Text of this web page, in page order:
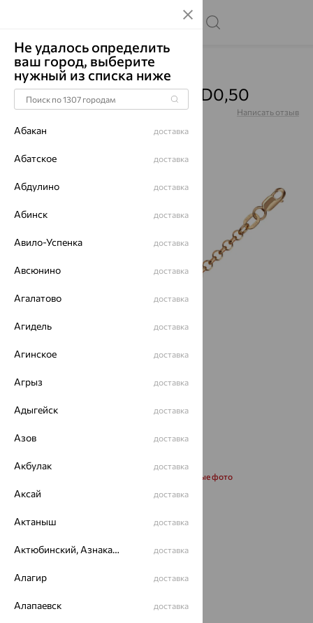
Главная Каталог Цепи
Цепь, золото, НЦ12-276D0,50
Артикул:НЦ12-276D0,50 Написать отзыв
Запросить дополнительные фото
от 85 213 236 702
Не удалось определить
ваш город, выберите
нужный из списка ниже
Абакан доставка
Абатское доставка
Абдулино доставка
Абинск доставка
Авило-Успенка доставка
Авсюнино доставка
Агалатово доставка
Агидель доставка
Агинское доставка
Агрыз доставка
Адыгейск доставка
Азов доставка
Акбулак доставка
Аксай доставка
Актаныш доставка
Актюбинский, Азнакаевский район доставка
Алагир доставка
Алапаевск доставка